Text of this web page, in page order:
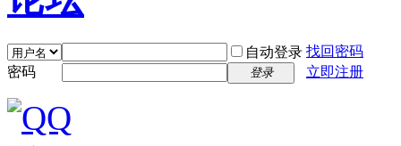
自动登录 找回密码
密码
登录 立即注册